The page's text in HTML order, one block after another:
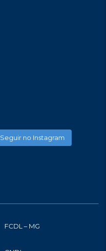
Seguir no Instagram
FCDL – MG